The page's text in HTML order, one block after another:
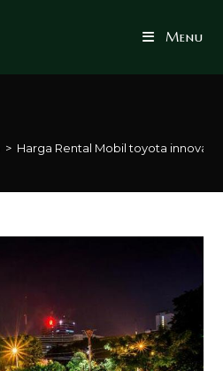
Menu
> Harga Rental Mobil toyota innova